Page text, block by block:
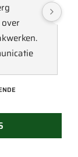
heeft
snel &
Echt